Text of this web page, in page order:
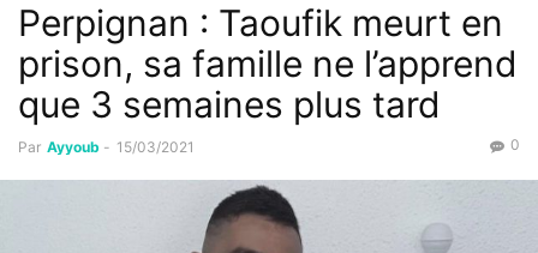
Perpignan : Taoufik meurt en
prison, sa famille ne l’apprend
que 3 semaines plus tard
Par Ayyoub - 15/03/2021 0